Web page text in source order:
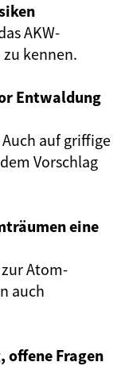
AKW-
kennen.
Entwaldung
auf griffige
Vorschlag
eine
Atom-
auch
offene Fragen